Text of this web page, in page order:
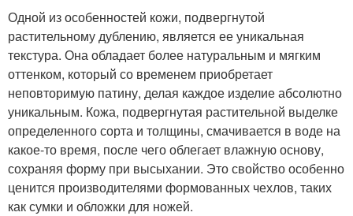
Одной из особенностей кожи, подвергнутой
растительному дублению, является ее уникальная
текстура. Она обладает более натуральным и мягким
оттенком, который со временем приобретает
неповторимую патину, делая каждое изделие абсолютно
уникальным. Кожа, подвергнутая растительной выделке
определенного сорта и толщины, смачивается в воде на
какое-то время, после чего облегает влажную основу,
сохраняя форму при высыхании. Это свойство особенно
ценится производителями формованных чехлов, таких
как сумки и обложки для ножей.